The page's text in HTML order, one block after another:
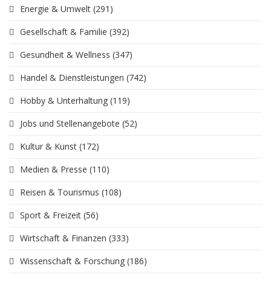
Energie & Umwelt (291)
Gesellschaft & Familie (392)
Gesundheit & Wellness (347)
Handel & Dienstleistungen (742)
Hobby & Unterhaltung (119)
Jobs und Stellenangebote (52)
Kultur & Kunst (172)
Medien & Presse (110)
Reisen & Tourismus (108)
Sport & Freizeit (56)
Wirtschaft & Finanzen (333)
Wissenschaft & Forschung (186)